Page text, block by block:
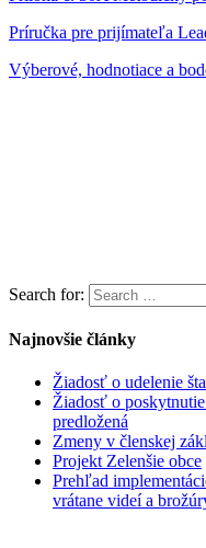
Príručka pre prijímateľa
Výberové, hodnotiace a
Search for:
Najnovšie články
Žiadosť o udelenie
Žiadosť o
predložená
Zmeny v členskej
Projekt Zelenšie obce
Prehľad
vrátane videí a